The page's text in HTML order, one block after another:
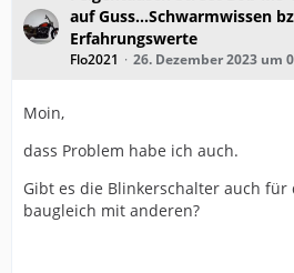
auf Guss...Schwarmwissen
Erfahrungswerte
Flo2021 26. Dezember 2023 um
Moin,
dass Problem habe ich auch.
Gibt es die Blinkerschalter auch für
baugleich mit anderen?